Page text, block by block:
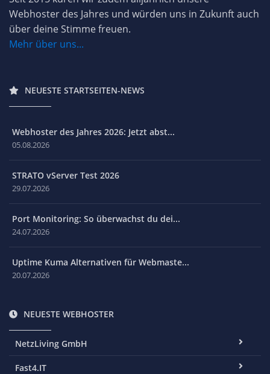
Webhoster des Jahres und würden uns in Zukunft auch
über deine Stimme freuen.
Mehr über uns...
NEUESTE STARTSEITEN-NEWS
Webhoster des Jahres 2026: Jetzt abst...
05.08.2026
STRATO vServer Test 2026
29.07.2026
Port Monitoring: So überwachst du dei...
24.07.2026
Uptime Kuma Alternativen für Webmaste...
20.07.2026
NEUESTE WEBHOSTER
NetzLiving GmbH
Fast4.IT